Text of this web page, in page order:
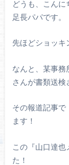
どうも、こんに
足長パパです。
先ほどショッキ
なんと、某事
さんが書類送検
その報道記事で
ます！
この『山口達
た！